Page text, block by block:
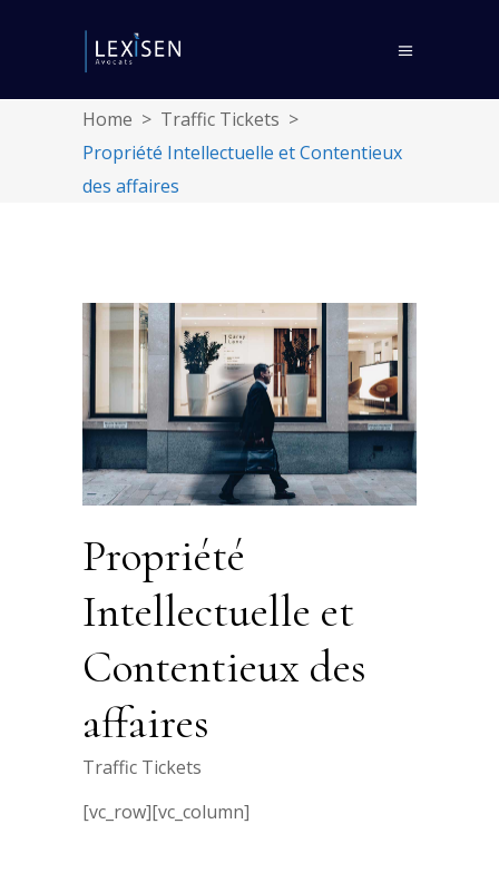
Home > Traffic Tickets >
Propriété Intellectuelle et Contentieux
des affaires
Propriété
Intellectuelle et
Contentieux des
affaires
Traffic Tickets
[vc_row][vc_column]